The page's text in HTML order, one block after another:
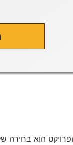
הוא בחירה